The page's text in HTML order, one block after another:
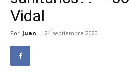
Vidal
Por Juan - 24 septiembre 2020